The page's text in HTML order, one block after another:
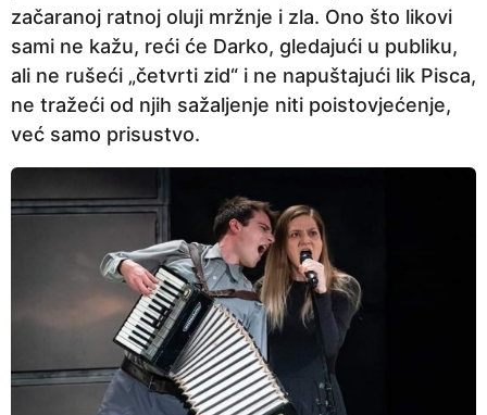
začaranoj ratnoj oluji mržnje i zla. Ono što likovi
sami ne kažu, reći će Darko, gledajući u publiku,
ali ne rušeći „četvrti zid“ i ne napuštajući lik Pisca,
ne tražeći od njih sažaljenje niti poistovjećenje,
već samo prisustvo.